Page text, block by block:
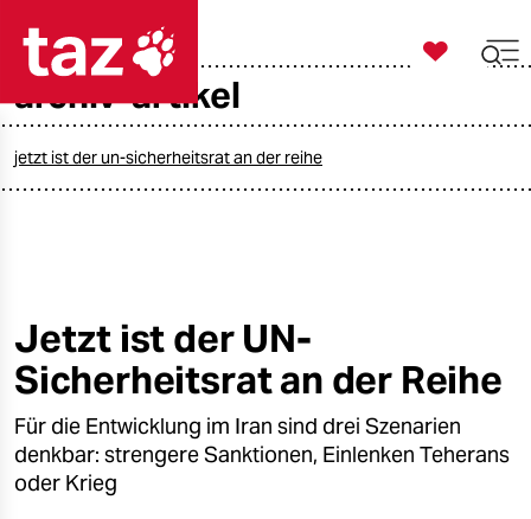
taz zahl ich
öko
gesellschaft
kultur
sport

taz zahl ich
archiv-artikel
jetzt ist der un-sicherheitsrat an der reihe
Jetzt ist der UN-
Sicherheitsrat an der Reihe
Für die Entwicklung im Iran sind drei Szenarien
denkbar: strengere Sanktionen, Einlenken Teherans
oder Krieg